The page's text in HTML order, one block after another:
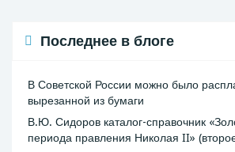
Последнее в блоге
В Советской России можно было
вырезанной из бумаги
В.Ю. Сидоров каталог-справочник
периода правления Николая II»